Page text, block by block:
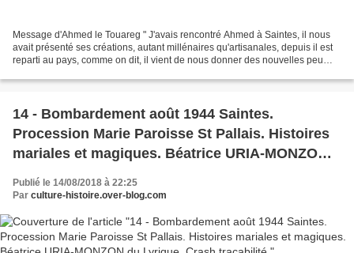
Message d'Ahmed le Touareg " J'avais rencontré Ahmed à Saintes, il nous
avait présenté ses créations, autant millénaires qu'artisanales, depuis il est
reparti au pays, comme on dit, il vient de nous donner des nouvelles peu
14 - Bombardement août 1944 Saintes.
Procession Marie Paroisse St Pallais. Histoires
mariales et magiques. Béatrice URIA-MONZON
du Lyrique. Crash traçabilité.
Publié le 14/08/2018 à 22:25
Par culture-histoire.over-blog.com